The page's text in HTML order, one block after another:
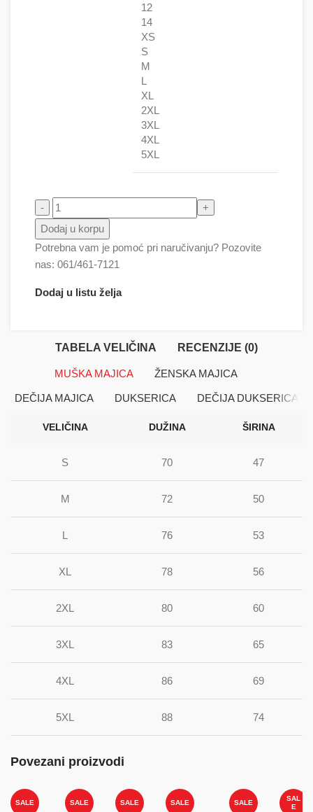
12
14
XS
S
M
L
XL
2XL
3XL
4XL
5XL
Cveće multikolor 2 količina
Dodaj u korpu
Potrebna vam je pomoć pri naručivanju? Pozovite
nas: 061/461-7121
Dodaj u listu želja
TABELA VELIČINA RECENZIJE (0)
MUŠKA MAJICA ŽENSKA MAJICA
DEČIJA MAJICA DUKSERICA DEČIJA DUKSERICA
VELIČINA DUŽINA ŠIRINA
S 70 47
M 72 50
L 76 53
XL 78 56
2XL 80 60
3XL 83 65
4XL 86 69
5XL 88 74
Povezani proizvodi
SALE SALE SALE SALE SALE
SAL
E